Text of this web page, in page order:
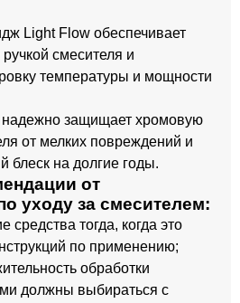
Light Flow обеспечивает
смесителя и
температуры и мощности
надежно защищает хромовую
от мелких повреждений и
блеск на долгие годы.
от
уходу за смесителем:
средства тогда, когда это
по применению;
обработки
должны выбираться с